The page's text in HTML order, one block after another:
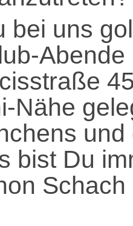
bei uns
Nähe
bist Du